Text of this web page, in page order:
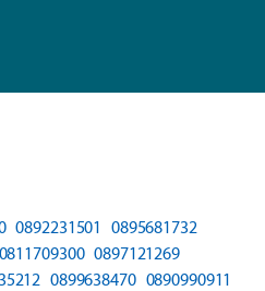
0892231501 0895681732
0811709300 0897121269
0899638470 0890990911